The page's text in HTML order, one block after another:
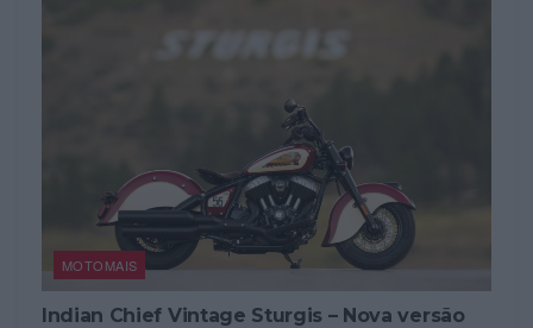
MOTOMAIS
Indian Chief Vintage Sturgis – Nova versão